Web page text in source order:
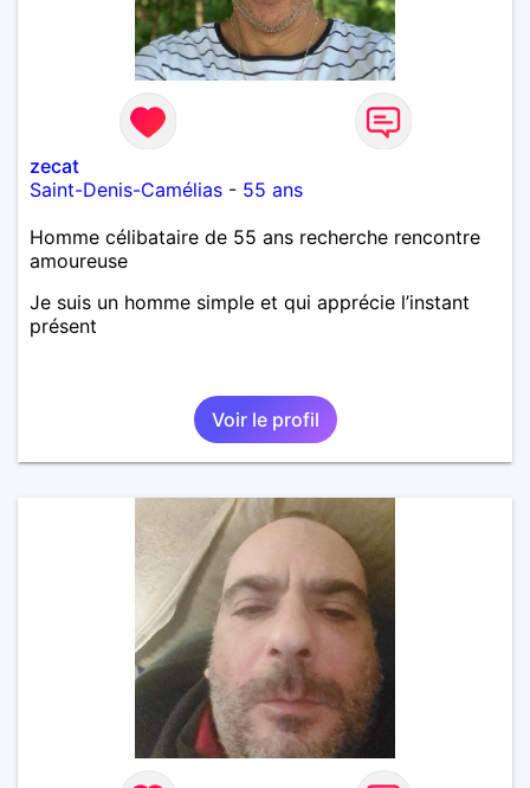
zecat
Saint-Denis-Camélias - 55 ans
Homme célibataire de 55 ans recherche rencontre
amoureuse
Je suis un homme simple et qui apprécie l’instant
présent
Voir le profil